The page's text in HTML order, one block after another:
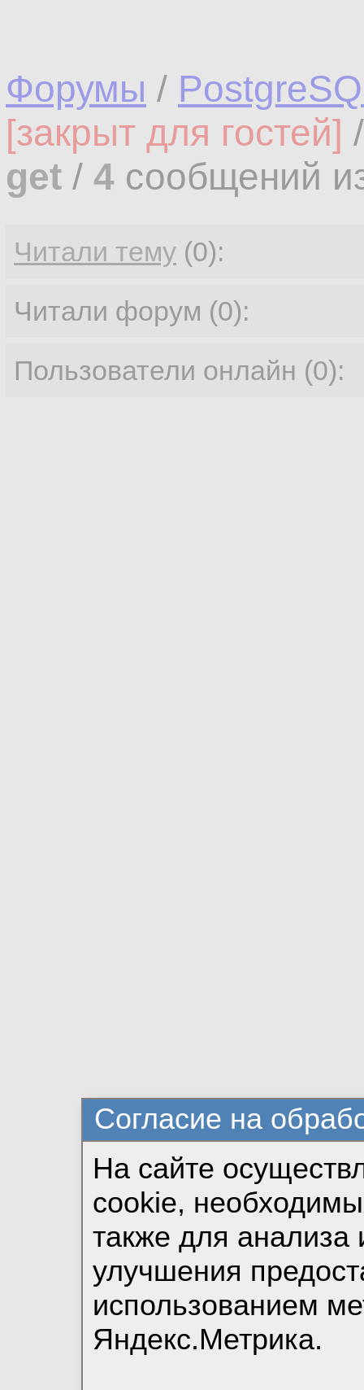
Форумы /
[закрыт для гостей]
get / 4 сообщений
Читали тему (0):
Читали форум (0):
Пользователи онлайн (0):
Согласие на
На сайте
cookie,
также для анализа
улучшения
использованием
Яндекс.Метрика.